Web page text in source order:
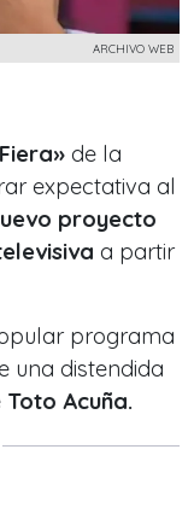
ARCHIVO WEB
de la
expectativa al
proyecto
a partir
programa
una distendida
Toto Acuña.